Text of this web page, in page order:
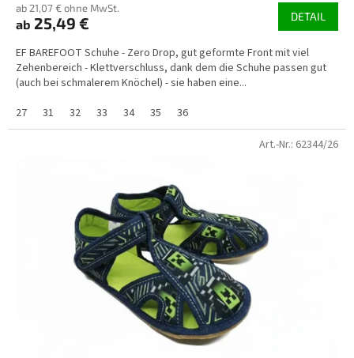
ab 21,07 € ohne MwSt.
ab 25,49 € DETAIL
EF BAREFOOT Schuhe - Zero Drop, gut geformte Front mit viel
Zehenbereich - Klettverschluss, dank dem die Schuhe passen gut
(auch bei schmalerem Knöchel) - sie haben eine...
27
31 32 33 34 35 36
Art.-Nr.: 62344/26